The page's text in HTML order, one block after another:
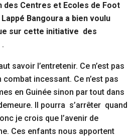
des Centres et Ecoles de Foot
Bangoura a bien voulu
sur cette initiative des
.
savoir l’entretenir. Ce n’est pas
incessant. Ce n’est pas
en Guinée sinon par tout dans
Il pourra s’arrêter quand
je crois que l’avenir de
Ces enfants nous apportent